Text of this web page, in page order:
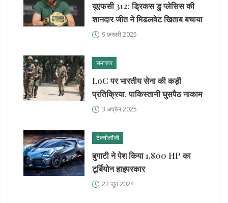
यूएफसी 312: ड्रिकस डु प्लेसिस की
शानदार जीत ने मिडलवेट खिताब बचाया
9 फ़रवरी 2025
समाचार
LoC पर भारतीय सेना की कड़ी
प्रतिक्रिया, पाकिस्तानी घुसपैठ नाकाम
3 अप्रैल 2025
टेक्नोलॉजी
बुगाटी ने पेश किया 1,800 HP का
टूर्बियोन हाइपरकार
22 जून 2024